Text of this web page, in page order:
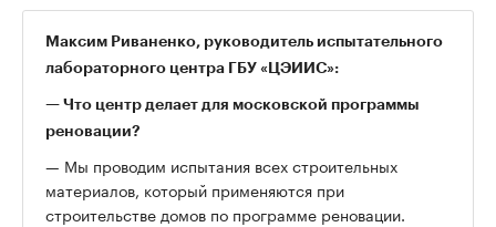
Максим Риваненко, руководитель испытательного
лабораторного центра ГБУ «ЦЭИИС»:
— Что центр делает для московской программы
реновации?
— Мы проводим испытания всех строительных
материалов, который применяются при
строительстве домов по программе реновации.